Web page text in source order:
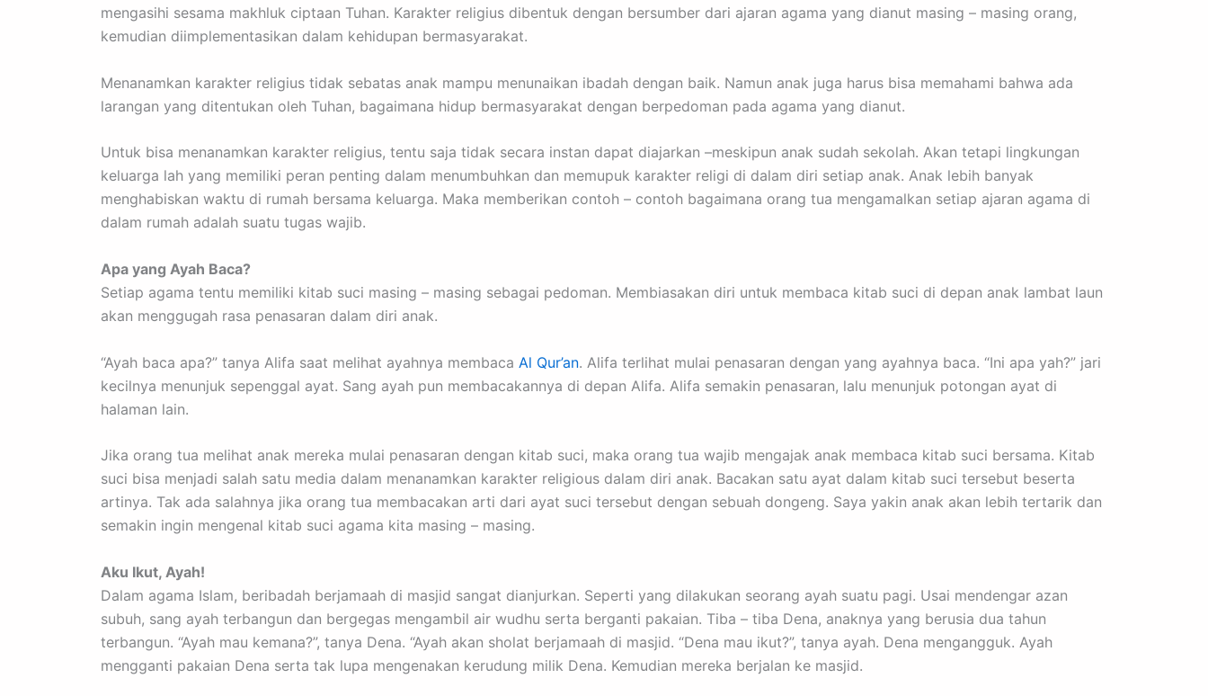
mengasihi sesama makhluk ciptaan Tuhan. Karakter religius dibentuk dengan bersumber dari ajaran agama yang dianut masing – masing orang,
kemudian diimplementasikan dalam kehidupan bermasyarakat.
Menanamkan karakter religius tidak sebatas anak mampu menunaikan ibadah dengan baik. Namun anak juga harus bisa memahami bahwa ada
larangan yang ditentukan oleh Tuhan, bagaimana hidup bermasyarakat dengan berpedoman pada agama yang dianut.
Untuk bisa menanamkan karakter religius, tentu saja tidak secara instan dapat diajarkan –meskipun anak sudah sekolah. Akan tetapi lingkungan
keluarga lah yang memiliki peran penting dalam menumbuhkan dan memupuk karakter religi di dalam diri setiap anak. Anak lebih banyak
menghabiskan waktu di rumah bersama keluarga. Maka memberikan contoh – contoh bagaimana orang tua mengamalkan setiap ajaran agama di
dalam rumah adalah suatu tugas wajib.
Apa yang Ayah Baca?
Setiap agama tentu memiliki kitab suci masing – masing sebagai pedoman. Membiasakan diri untuk membaca kitab suci di depan anak lambat laun
akan menggugah rasa penasaran dalam diri anak.
“Ayah baca apa?” tanya Alifa saat melihat ayahnya membaca Al Qur’an. Alifa terlihat mulai penasaran dengan yang ayahnya baca. “Ini apa yah?” jari
kecilnya menunjuk sepenggal ayat. Sang ayah pun membacakannya di depan Alifa. Alifa semakin penasaran, lalu menunjuk potongan ayat di
halaman lain.
Jika orang tua melihat anak mereka mulai penasaran dengan kitab suci, maka orang tua wajib mengajak anak membaca kitab suci bersama. Kitab
suci bisa menjadi salah satu media dalam menanamkan karakter religious dalam diri anak. Bacakan satu ayat dalam kitab suci tersebut beserta
artinya. Tak ada salahnya jika orang tua membacakan arti dari ayat suci tersebut dengan sebuah dongeng. Saya yakin anak akan lebih tertarik dan
semakin ingin mengenal kitab suci agama kita masing – masing.
Aku Ikut, Ayah!
Dalam agama Islam, beribadah berjamaah di masjid sangat dianjurkan. Seperti yang dilakukan seorang ayah suatu pagi. Usai mendengar azan
subuh, sang ayah terbangun dan bergegas mengambil air wudhu serta berganti pakaian. Tiba – tiba Dena, anaknya yang berusia dua tahun
terbangun. “Ayah mau kemana?”, tanya Dena. “Ayah akan sholat berjamaah di masjid. “Dena mau ikut?”, tanya ayah. Dena mengangguk. Ayah
mengganti pakaian Dena serta tak lupa mengenakan kerudung milik Dena. Kemudian mereka berjalan ke masjid.